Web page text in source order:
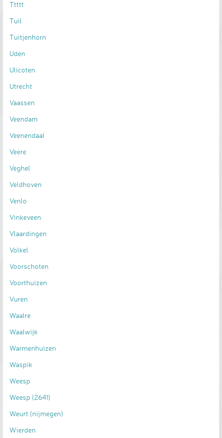
Ttttt
Tuil
Tuitjenhorn
Uden
Ulicoten
Utrecht
Vaassen
Veendam
Veenendaal
Veere
Veghel
Veldhoven
Venlo
Vinkeveen
Vlaardingen
Volkel
Voorschoten
Voorthuizen
Vuren
Waalre
Waalwijk
Warmenhuizen
Waspik
Weesp
Weesp (2641)
Weurt (nijmegen)
Wierden